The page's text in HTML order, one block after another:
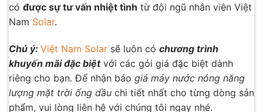
có được sự tư vấn nhiệt tình từ đội ngũ nhân viên Việt
Nam Solar.
Chú ý: Việt Nam Solar sẽ luôn có chương trình
khuyến mãi đặc biệtvới các gói giá đặc biệt dành
riêng cho bạn. Để nhận báo giá máy nước nóng năng
lượng mặt trời ống dầu chi tiết nhất cho từng dòng sản
phẩm, vui lòng liên hệ với chúng tôi ngay nhé.